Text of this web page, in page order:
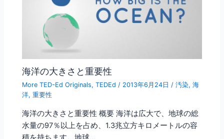
海洋の大きさと重要性
More TED-Ed Originals,TEDEd / 2013年6月24日/汚染,海
洋,重要性
海洋の大きさと重要性 概要 海洋は広大で、地球の総
水量の97％以上を占め、1.3兆立方キロメートルの容